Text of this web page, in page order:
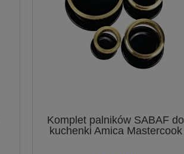
Komplet palników SABAF do
kuchenki Amica Mastercook